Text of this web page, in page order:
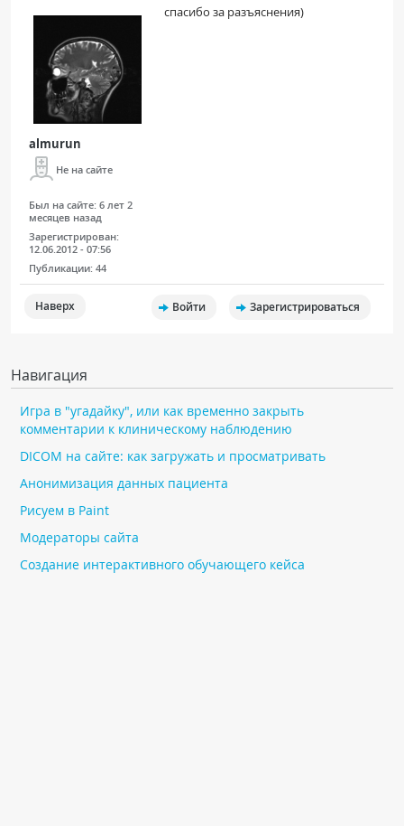
almurun
Не на сайте
Был на сайте: 6 лет 2
месяцев назад
Зарегистрирован:
12.06.2012 - 07:56
Публикации: 44
спасибо за разъяснения)
Наверх Войти Зарегистрироваться
Навигация
Игра в "угадайку", или как временно закрыть
комментарии к клиническому наблюдению
DICOM на сайте: как загружать и просматривать
Анонимизация данных пациента
Рисуем в Paint
Модераторы сайта
Создание интерактивного обучающего кейса